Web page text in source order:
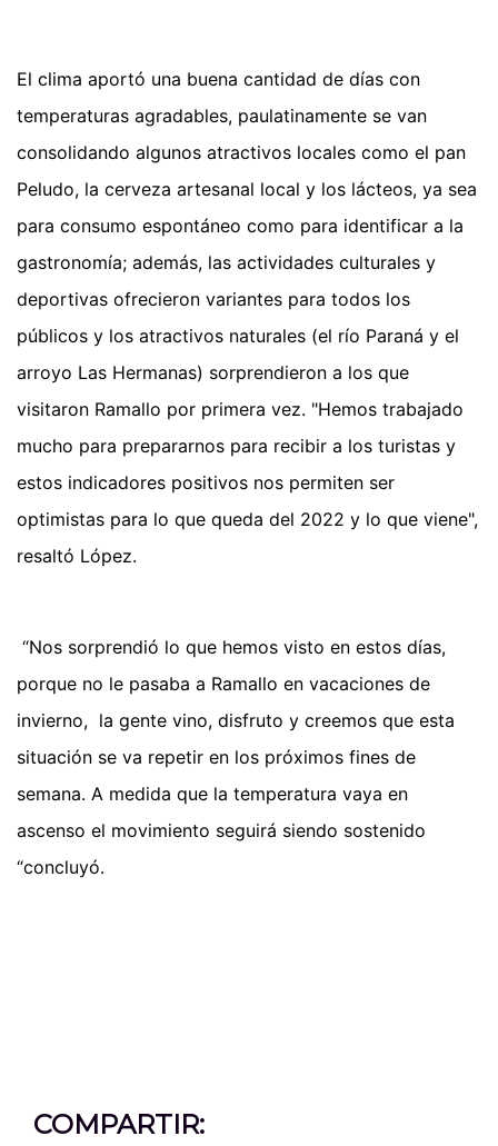
El clima aportó una buena cantidad de días con
temperaturas agradables, paulatinamente se van
consolidando algunos atractivos locales como el pan
Peludo, la cerveza artesanal local y los lácteos, ya sea
para consumo espontáneo como para identificar a la
gastronomía; además, las actividades culturales y
deportivas ofrecieron variantes para todos los
públicos y los atractivos naturales (el río Paraná y el
arroyo Las Hermanas) sorprendieron a los que
visitaron Ramallo por primera vez. "Hemos trabajado
mucho para prepararnos para recibir a los turistas y
estos indicadores positivos nos permiten ser
optimistas para lo que queda del 2022 y lo que viene",
resaltó López.
“Nos sorprendió lo que hemos visto en estos días,
porque no le pasaba a Ramallo en vacaciones de
invierno, la gente vino, disfruto y creemos que esta
situación se va repetir en los próximos fines de
semana. A medida que la temperatura vaya en
ascenso el movimiento seguirá siendo sostenido
“concluyó.
COMPARTIR: